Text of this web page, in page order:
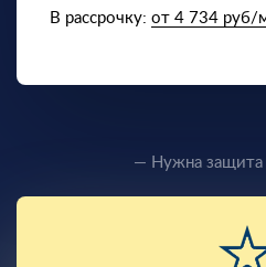
В рассрочку: от 4 734 руб/
— Нужна защита